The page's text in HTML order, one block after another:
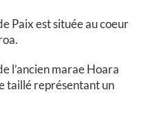
Paix est située au coeur
l’ancien marae Hoara
taillé représentant un